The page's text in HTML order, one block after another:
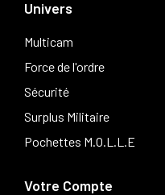
Univers
Multicam
Force de l'ordre
Sécurité
Surplus Militaire
Pochettes M.O.L.L.E
Votre Compte